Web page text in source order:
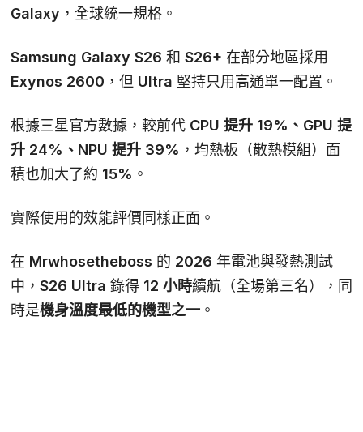
Galaxy ，全球統一規格。
Samsung Galaxy S26 和 S26+ 在部分地區採用
Exynos 2600，但 Ultra 堅持只用高通單一配置。
根據三星官方數據，較前代 CPU 提升 19%、GPU 提
升 24%、NPU 提升 39% ，均熱板（散熱模組）面
積也加大了約 15% 。
實際使用的效能評價同樣正面。
在 Mrwhosetheboss 的 2026 年電池與發熱測試
中，S26 Ultra 錄得 12 小時續航（全場第三名），同
時是機身溫度最低的機型之一 。